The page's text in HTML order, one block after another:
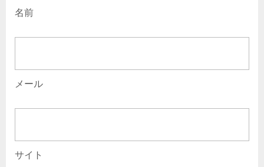
名前
メール
サイト